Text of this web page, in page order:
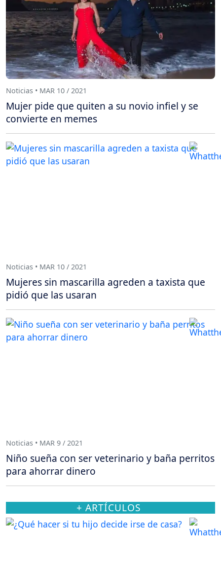
Noticias • MAR 10 / 2021
Mujer pide que quiten a su novio infiel y se
convierte en memes
Noticias • MAR 10 / 2021
Mujeres sin mascarilla agreden a taxista que
pidió que las usaran
Noticias • MAR 9 / 2021
Niño sueña con ser veterinario y baña perritos
para ahorrar dinero
+ ARTÍCULOS